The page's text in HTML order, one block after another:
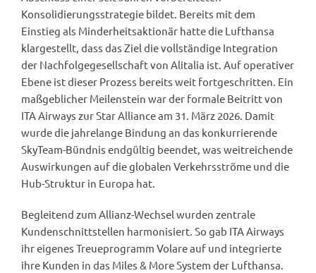
Konsolidierungsstrategie bildet. Bereits mit dem
Einstieg als Minderheitsaktionär hatte die Lufthansa
klargestellt, dass das Ziel die vollständige Integration
der Nachfolgegesellschaft von Alitalia ist. Auf operativer
Ebene ist dieser Prozess bereits weit fortgeschritten. Ein
maßgeblicher Meilenstein war der formale Beitritt von
ITA Airways zur Star Alliance am 31. März 2026. Damit
wurde die jahrelange Bindung an das konkurrierende
SkyTeam-Bündnis endgültig beendet, was weitreichende
Auswirkungen auf die globalen Verkehrsströme und die
Hub-Struktur in Europa hat.
Begleitend zum Allianz-Wechsel wurden zentrale
Kundenschnittstellen harmonisiert. So gab ITA Airways
ihr eigenes Treueprogramm Volare auf und integrierte
ihre Kunden in das Miles & More System der Lufthansa.